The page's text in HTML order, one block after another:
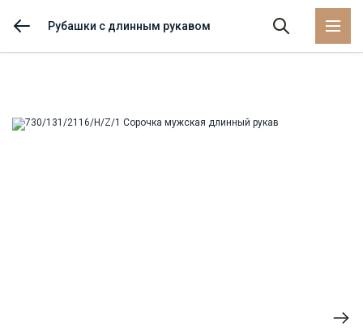
Рубашки с длинным рукавом